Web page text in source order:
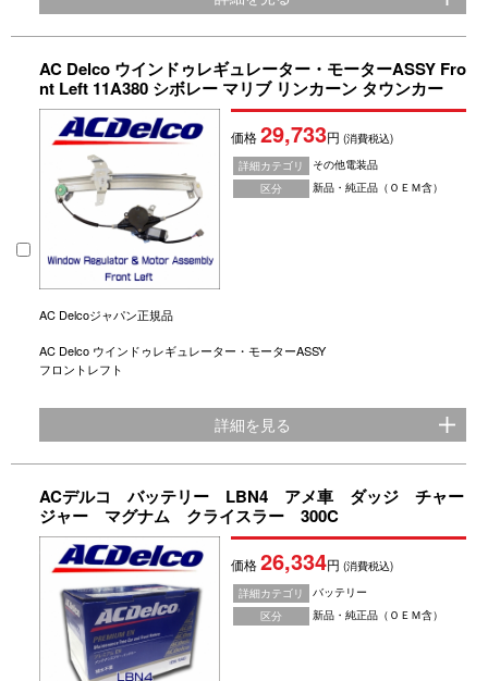
AC Delco ウインドゥレギュレーター・モーターASSY Fro
nt Left 11A380 シボレー マリブ リンカーン タウンカー
価格29,733円(消費税込)
詳細カテゴリ
その他電装品
区分
新品・純正品（ＯＥＭ含）
AC Delcoジャパン正規品
AC Delco ウインドゥレギュレーター・モーターASSY
フロントレフト
詳細を見る
ACデルコ バッテリー LBN4 アメ車 ダッジ チャー
ジャー マグナム クライスラー 300C
価格26,334円(消費税込)
詳細カテゴリ
バッテリー
区分
新品・純正品（ＯＥＭ含）